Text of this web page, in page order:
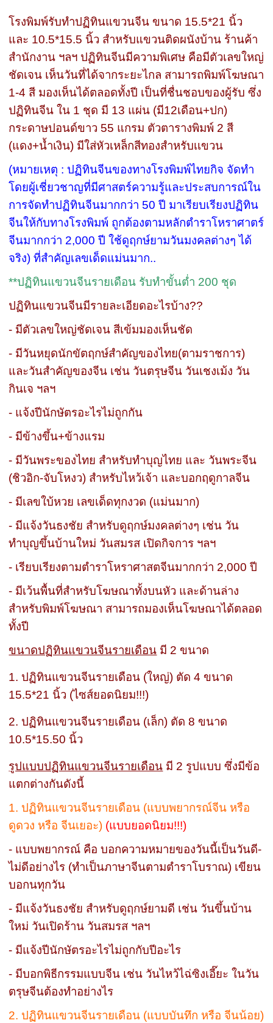
โรงพิมพ์รับทำปฏิทินแขวนจีน ขนาด 15.5*21 นิ้ว
และ 10.5*15.5 นิ้ว สำหรับแขวนติดผนังบ้าน ร้านค้า
สำนักงาน ฯลฯ ปฏิทินจีนมีความพิเศษ คือมีตัวเลขใหญ่
ชัดเจน เห็นวันที่ได้จากระยะไกล สามารถพิมพ์โฆษณา
1-4 สี มองเห็นได้ตลอดทั้งปี เป็นที่ชื่นชอบของผู้รับ ซึ่ง
ปฏิทินจีน ใน 1 ชุด มี 13 แผ่น (มี12เดือน+ปก)
กระดาษปอนด์ขาว 55 แกรม ตัวตารางพิมพ์ 2 สี
(แดง+น้ำเงิน) มีใส่หัวเหล็กสีทองสำหรับเเขวน
(หมายเหตุ : ปฏิทินจีนของทางโรงพิมพ์ไทยกิจ จัดทำ
โดยผู้เชี่ยวชาญที่มีศาสตร์ความรู้และประสบการณ์ใน
การจัดทำปฏิทินจีนมากกว่า 50 ปี มาเรียบเรียงปฏิทิน
จีนให้กับทางโรงพิมพ์ ถูกต้องตามหลักตำราโหราศาตร์
จีนมากกว่า 2,000 ปี ใช้ดูฤกษ์ยามวันมงคลต่างๆ ได้
จริง) ที่สำคัญเลขเด็ดแม่นมาก..
**ปฏิทินแขวนจีนรายเดือน รับทำขั้นต่ำ 200 ชุด
ปฏิทินแขวนจีนมีรายละเอียดอะไรบ้าง??
- มีตัวเลขใหญ่ชัดเจน สีเข้มมองเห็นชัด
- มีวันหยุดนักขัตฤกษ์สำคัญของไทย(ตามราชการ)
และวันสำคัญของจีน เช่น วันตรุษจีน วันเชงเม้ง วัน
กินเจ ฯลฯ
- แจ้งปีนักษัตรอะไรไม่ถูกกัน
- มีข้างขึ้น+ข้างแรม
- มีวันพระของไทย สำหรับทำบุญไทย และ วันพระจีน
(ชิวอิก-จับโหงว) สำหรับไหว้เจ้า และบอกฤดูกาลจีน
- มีเลขใบ้หวย เลขเด็ดทุกงวด (แม่นมาก)
- มีแจ้งวันธงชัย สำหรับดูฤกษ์มงคลต่างๆ เช่น วัน
ทำบุญขึ้นบ้านใหม่ วันสมรส เปิดกิจการ ฯลฯ
- เรียบเรียงตามตำราโหราศาสตจีนมากกว่า 2,000 ปี
- มีเว้นพื้นที่สำหรับโฆษณาทั้งบนหัว และด้านล่าง
สำหรับพิมพ์โฆษณา สามารถมองเห็นโฆษณาได้ตลอด
ทั้งปี
ขนาดปฏิทินแขวนจีนรายเดือน มี 2 ขนาด
1. ปฏิทินแขวนจีนรายเดือน (ใหญ่) ตัด 4 ขนาด
15.5*21 นิ้ว (ไซส์ยอดนิยม!!!)
2. ปฏิทินแขวนจีนรายเดือน (เล็ก) ตัด 8 ขนาด
10.5*15.50 นิ้ว
รูปแบบปฏิทินแขวนจีนรายเดือน มี 2 รูปแบบ ซึ่งมีข้อ
แตกต่างกันดังนี้
1. ปฏิทินแขวนจีนรายเดือน (แบบพยากรณ์จีน หรือ
ดูดวง หรือ จีนเยอะ) (แบบยอดนิยม!!!)
- แบบพยากรณ์ คือ บอกความหมายของวันนี้เป็นวันดี-
ไม่ดีอย่างไร (ทำเป็นภาษาจีนตามตำราโบราณ) เขียน
บอกนทุกวัน
- มีแจ้งวันธงชัย สำหรับดูฤกษ์ยามดี เช่น วันขึ้นบ้าน
ใหม่ วันเปิดร้าน วันสมรส ฯลฯ
- มีแจ้งปีนักษัตรอะไรไม่ถูกกับปีอะไร
- มีบอกพิธีกรรมแบบจีน เช่น วันไหว้ไฉ่ซิงเอี๊ยะ ในวัน
ตรุษจีนต้องทำอย่างไร
2. ปฏิทินแขวนจีนรายเดือน (แบบบันทึก หรือ จีนน้อย)